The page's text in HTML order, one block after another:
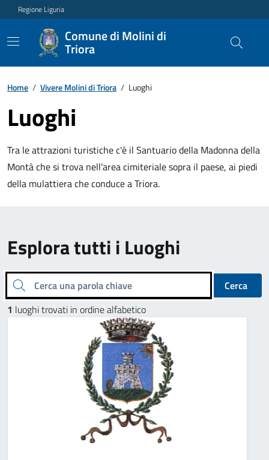
Regione Liguria
Comune di Molini di
Triora
Home / Vivere Molini di Triora / Luoghi
Luoghi
Tra le attrazioni turistiche c'è il Santuario della Madonna della
Montà che si trova nell'area cimiteriale sopra il paese, ai piedi
della mulattiera che conduce a Triora.
Esplora tutti i Luoghi
Cerca una parola chiave
Cerca
1 luoghi trovati in ordine alfabetico